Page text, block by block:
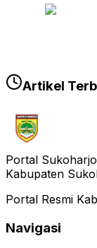
Artikel
Portal Sukoharjo
Kabupaten
Portal Resmi
Navigasi